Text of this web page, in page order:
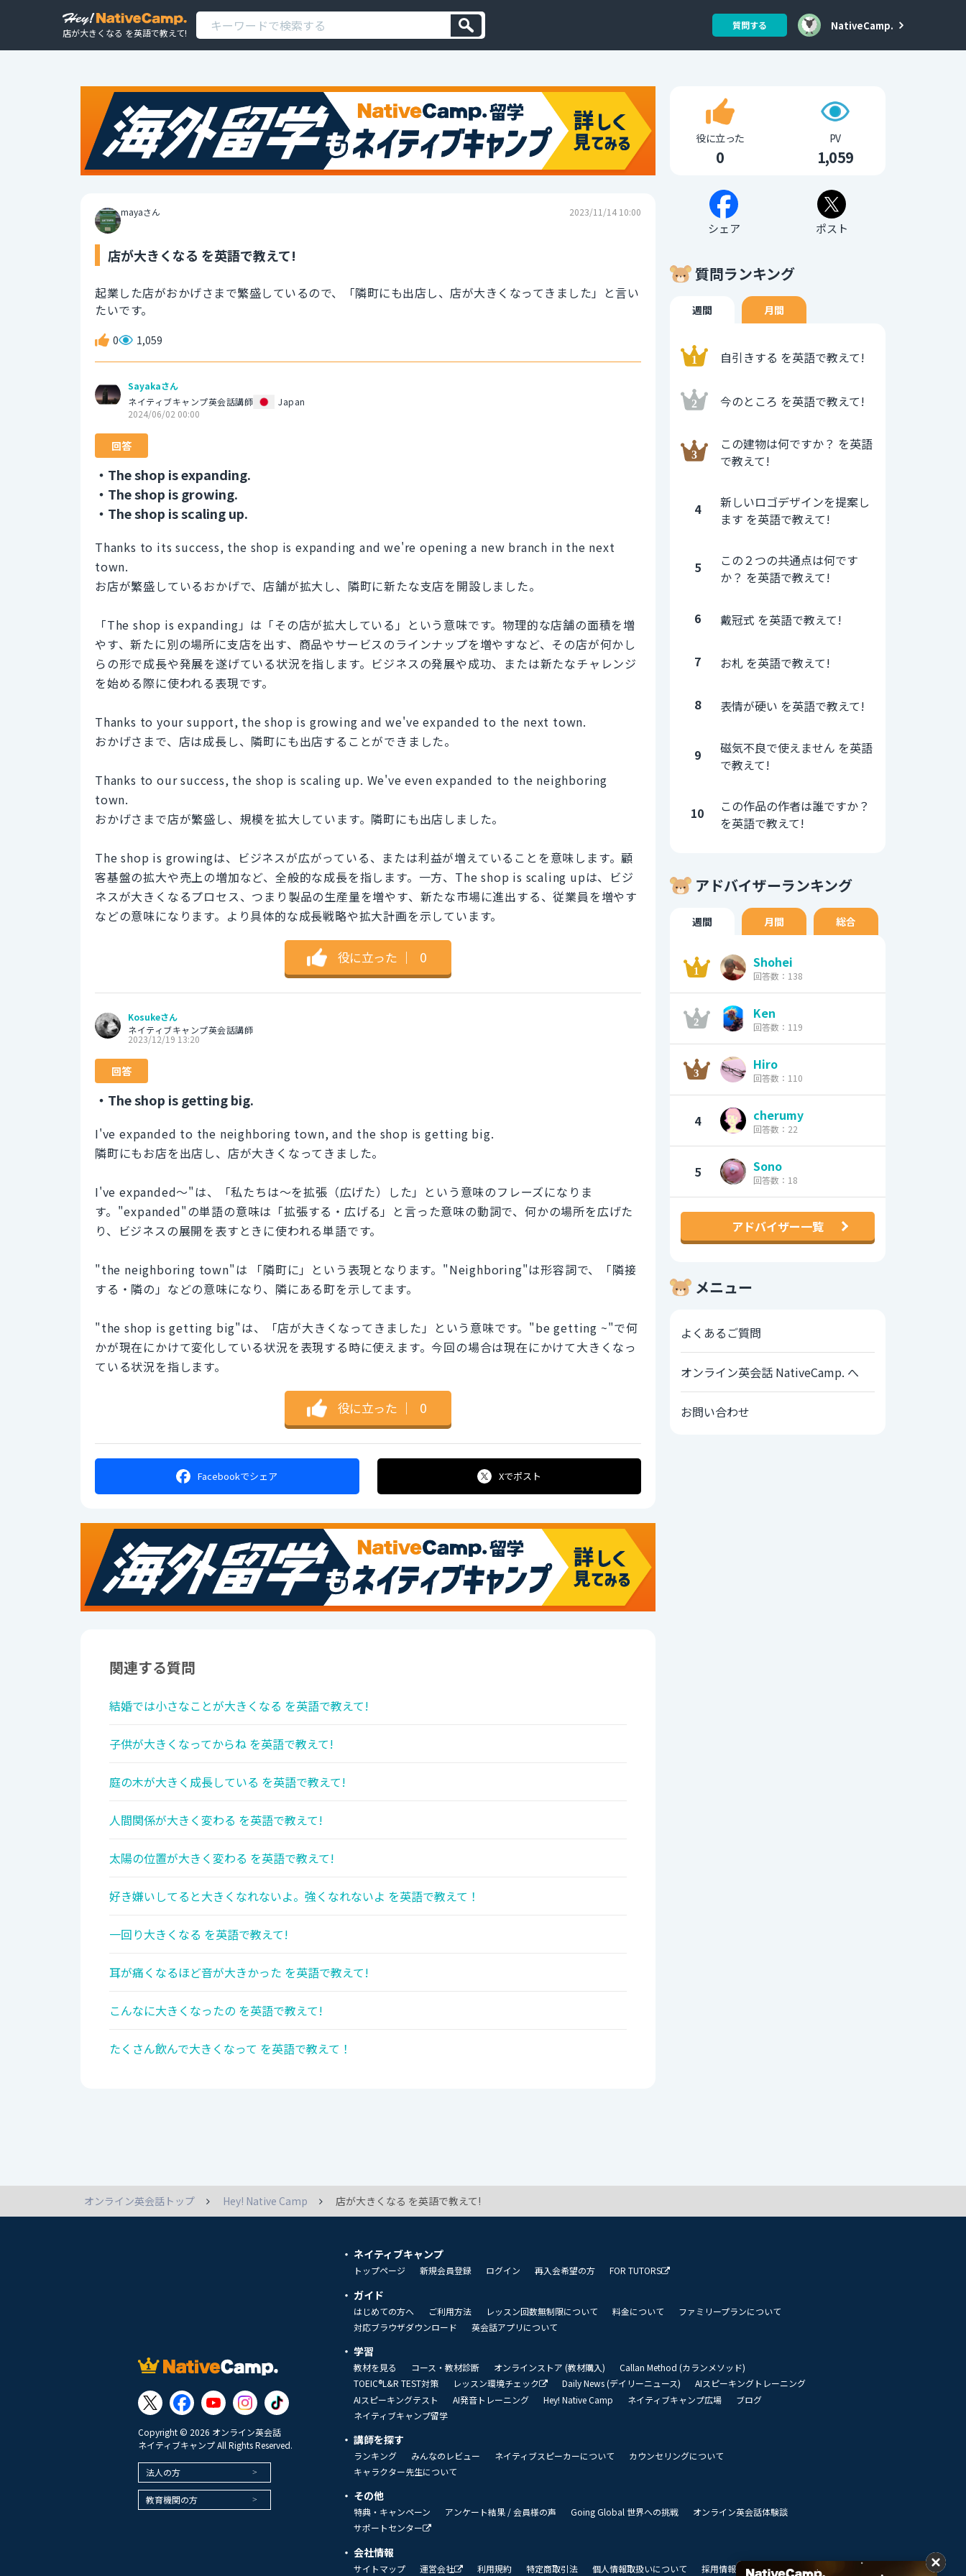
店が大きくなる を英語で教えて!
質問する NativeCamp.
mayaさん 2023/11/14 10:00
店が大きくなる を英語で教えて!
起業した店がおかげさまで繁盛しているので、「隣町にも出店し、店が大きくなってきました」と言い
たいです。
0 1,059
Sayakaさん
ネイティブキャンプ英会話講師
Japan
2024/06/02 00:00
回答
・The shop is expanding.
・The shop is growing.
・The shop is scaling up.
Thanks to its success, the shop is expanding and we're opening a new branch in the next
town.
お店が繁盛しているおかげで、店舗が拡大し、隣町に新たな支店を開設しました。
「The shop is expanding」は「その店が拡大している」という意味です。物理的な店舗の面積を増
やす、新たに別の場所に支店を出す、商品やサービスのラインナップを増やすなど、その店が何かし
らの形で成長や発展を遂げている状況を指します。ビジネスの発展や成功、または新たなチャレンジ
を始める際に使われる表現です。
Thanks to your support, the shop is growing and we've expanded to the next town.
おかげさまで、店は成長し、隣町にも出店することができました。
Thanks to our success, the shop is scaling up. We've even expanded to the neighboring
town.
おかげさまで店が繁盛し、規模を拡大しています。隣町にも出店しました。
The shop is growingは、ビジネスが広がっている、または利益が増えていることを意味します。顧
客基盤の拡大や売上の増加など、全般的な成長を指します。一方、The shop is scaling upは、ビジ
ネスが大きくなるプロセス、つまり製品の生産量を増やす、新たな市場に進出する、従業員を増やす
などの意味になります。より具体的な成長戦略や拡大計画を示しています。
役に立った ｜ 0
Kosukeさん
ネイティブキャンプ英会話講師
2023/12/19 13:20
回答
・The shop is getting big.
I've expanded to the neighboring town, and the shop is getting big.
隣町にもお店を出店し、店が大きくなってきました。
I've expanded〜"は、「私たちは〜を拡張（広げた）した」という意味のフレーズになりま
す。"expanded"の単語の意味は「拡張する・広げる」と言った意味の動詞で、何かの場所を広げた
り、ビジネスの展開を表すときに使われる単語です。
"the neighboring town"は 「隣町に」という表現となります。"Neighboring"は形容詞で、「隣接
する・隣の」などの意味になり、隣にある町を示してます。
"the shop is getting big"は、「店が大きくなってきました」という意味です。"be getting ~"で何
かが現在にかけて変化している状況を表現する時に使えます。今回の場合は現在にかけて大きくなっ
ている状況を指します。
役に立った ｜ 0
Facebookでシェア Xでポスト
関連する質問
結婚では小さなことが大きくなる を英語で教えて!
子供が大きくなってからね を英語で教えて!
庭の木が大きく成長している を英語で教えて!
人間関係が大きく変わる を英語で教えて!
太陽の位置が大きく変わる を英語で教えて!
好き嫌いしてると大きくなれないよ。強くなれないよ を英語で教えて！
一回り大きくなる を英語で教えて!
耳が痛くなるほど音が大きかった を英語で教えて!
こんなに大きくなったの を英語で教えて!
たくさん飲んで大きくなって を英語で教えて！
役に立った
0
PV
1,059
シェア ポスト
質問ランキング
週間 月間
自引きする を英語で教えて!
今のところ を英語で教えて!
この建物は何ですか？ を英語
で教えて!
4
新しいロゴデザインを提案し
ます を英語で教えて!
5
この２つの共通点は何です
か？ を英語で教えて!
6 戴冠式 を英語で教えて!
7 お札 を英語で教えて!
8 表情が硬い を英語で教えて!
9
磁気不良で使えません を英語
で教えて!
10
この作品の作者は誰ですか？
を英語で教えて!
アドバイザーランキング
週間 月間 総合
Shohei
回答数：138
Ken
回答数：119
Hiro
回答数：110
4 cherumy
回答数：22
5 Sono
回答数：18
アドバイザー一覧
メニュー
よくあるご質問
オンライン英会話 NativeCamp. へ
お問い合わせ
オンライン英会話トップ Hey! Native Camp 店が大きくなる を英語で教えて!
Copyright © 2026 オンライン英会話
ネイティブキャンプ All Rights Reserved.
法人の方
教育機関の方
ネイティブキャンプ
トップページ 新規会員登録 ログイン 再入会希望の方 FOR TUTORS
ガイド
はじめての方へ ご利用方法 レッスン回数無制限について 料金について
ファミリープランについて
対応ブラウザダウンロード
英会話アプリについて
学習
教材を見る コース・教材診断 オンラインストア (教材購入)
Callan Method (カランメソッド)
TOEIC®L&R TEST対策
レッスン環境チェック Daily News (デイリーニュース)
AIスピーキングトレーニング
AIスピーキングテスト
AI発音トレーニング Hey! Native Camp ネイティブキャンプ広場
ブログ
ネイティブキャンプ留学
講師を探す
ランキング みんなのレビュー ネイティブスピーカーについて
カウンセリングについて
キャラクター先生について
その他
特典・キャンペーン アンケート結果 / 会員様の声 Going Global 世界への挑戦
オンライン英会話体験談
サポートセンター
会社情報
サイトマップ 運営会社 利用規約 特定商取引法 個人情報取扱いについて 採用情報 私達のビジョン